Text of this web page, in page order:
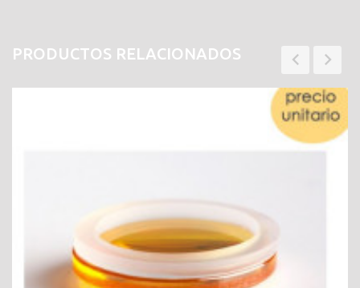
PRODUCTOS RELACIONADOS